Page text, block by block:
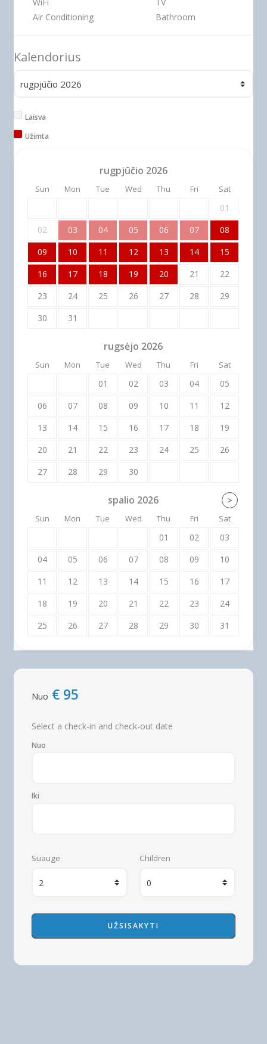
WiFi
TV
Air Conditioning
Bathroom
Kalendorius
Laisva
Užimta
rugpjūčio 2026
Sun Mon Tue Wed Thu Fri Sat
01
02
03 04 05 06 07
08
09
10 11 12 13 14
15
16
17 18 19 20 21
22
23
24 25 26 27 28
29
30
31
rugsėjo 2026
Sun Mon Tue Wed Thu Fri Sat
01 02 03 04
05
06
07 08 09 10 11
12
13
14 15 16 17 18
19
20
21 22 23 24 25
26
27
28 29 30
spalio 2026 >
Sun Mon Tue Wed Thu Fri Sat
01 02
03
04
05 06 07 08 09
10
11
12 13 14 15 16
17
18
19 20 21 22 23
24
25
26 27 28 29 30 31
Nuo € 95
Select a check-in and check-out date
Nuo
Iki
Suauge Children